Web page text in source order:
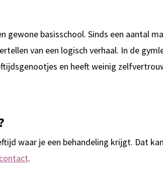
gewone basisschool. Sinds een aantal
van een logisch verhaal. In de
en heeft weinig
waar je een behandeling krijgt. Dat
.